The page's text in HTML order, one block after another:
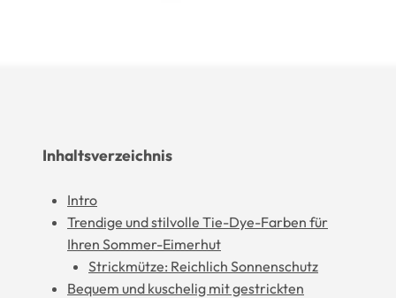
Inhaltsverzeichnis
Intro
Trendige und stilvolle Tie-Dye-Farben für
Ihren Sommer-Eimerhut
Strickmütze: Reichlich Sonnenschutz
Bequem und kuschelig mit gestrickten